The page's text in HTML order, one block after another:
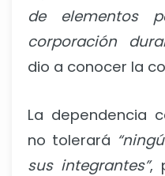
de elementos
corporación
dio a conocer la
La dependencia
no tolerará
sus integrantes”,